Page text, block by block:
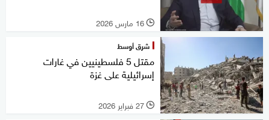
l 16 مارس 2026
شرق أوسط
مقتل 5 فلسطينيين في غارات
إسرائيلية على غزة
l 27 فبراير 2026